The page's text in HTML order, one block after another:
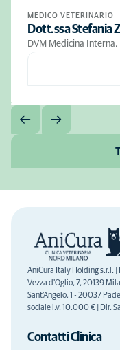
MEDICO VETERINARIO
Dott.ssa Stefania
DVM Medicina
AniCura Italy Holding s.r.l. |
Vezza d'Oglio, 7, 20139
Sant'Angelo, 1 - 20037
sociale i.v. 10.000 € | Dir.
Contatti Clinica